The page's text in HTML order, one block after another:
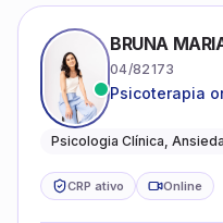
BRUNA
04/82173
Psicoterapia
reduzir a
Psicologia Clínica,
CRP ativo Online